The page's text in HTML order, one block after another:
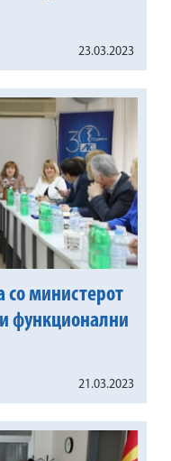
23.03.2023
со министерот
функционални
21.03.2023